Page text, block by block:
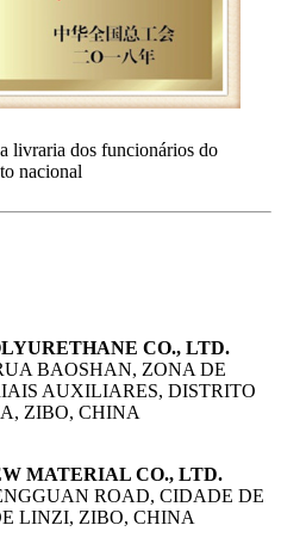
livraria dos funcionários do
nacional
CO., LTD.
BAOSHAN, ZONA DE
AUXILIARES, DISTRITO
ZIBO, CHINA
MATERIAL CO., LTD.
ROAD, CIDADE DE
LINZI, ZIBO, CHINA